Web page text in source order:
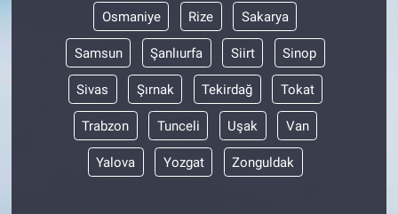
Osmaniye Rize Sakarya
Samsun Şanlıurfa Siirt Sinop
Sivas Şırnak Tekirdağ Tokat
Trabzon Tunceli Uşak Van
Yalova Yozgat Zonguldak